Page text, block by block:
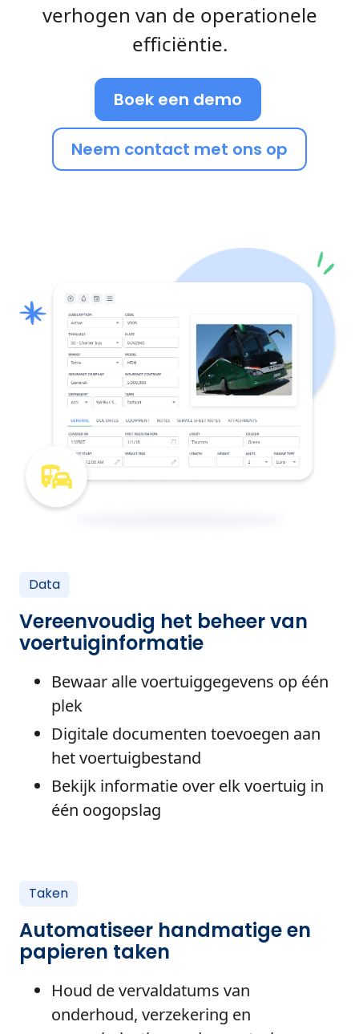
verhogen van de operationele
efficiëntie.
Boek een demo
Neem contact met ons op
Data
Vereenvoudig het beheer van
voertuiginformatie
Bewaar alle voertuiggegevens op één
plek
Digitale documenten toevoegen aan
het voertuigbestand
Bekijk informatie over elk voertuig in
één oogopslag
Taken
Automatiseer handmatige en
papieren taken
Houd de vervaldatums van
onderhoud, verzekering en